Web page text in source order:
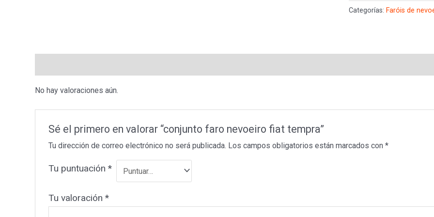
nevoeiro
cantidad
Categorías: Faróis de
No hay valoraciones aún.
Sé el primero en valorar “conjunto faro nevoeiro fiat tempra”
Tu dirección de correo electrónico no será publicada. Los campos obligatorios están marcados con *
Tu puntuación *
Tu valoración *